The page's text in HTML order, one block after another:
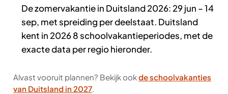
De zomervakantie in Duitsland 2026: 29 jun – 14
sep, met spreiding per deelstaat. Duitsland
kent in 2026 8 schoolvakantieperiodes, met de
exacte data per regio hieronder.
Alvast vooruit plannen? Bekijk ookde schoolvakanties
van Duitsland in 2027.